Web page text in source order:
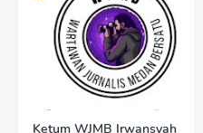
Ketum WJMB Irwansyah